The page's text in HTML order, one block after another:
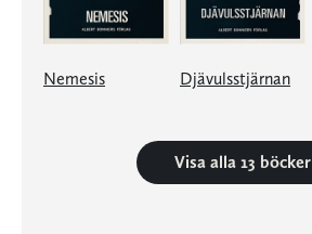
Nemesis Djävulsstjärnan
Visa alla 13 böcker